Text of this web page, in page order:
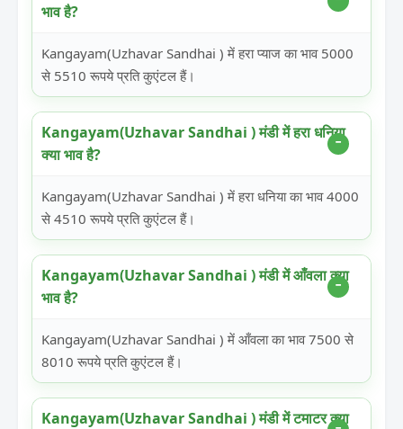
भाव है?
Kangayam(Uzhavar Sandhai ) में हरा प्याज का भाव 5000
से 5510 रूपये प्रति कुएंटल हैं।
Kangayam(Uzhavar Sandhai ) मंडी में हरा धनिया
क्या भाव है?
Kangayam(Uzhavar Sandhai ) में हरा धनिया का भाव 4000
से 4510 रूपये प्रति कुएंटल हैं।
Kangayam(Uzhavar Sandhai ) मंडी में आँवला क्या
भाव है?
Kangayam(Uzhavar Sandhai ) में आँवला का भाव 7500 से
8010 रूपये प्रति कुएंटल हैं।
Kangayam(Uzhavar Sandhai ) मंडी में टमाटर क्या